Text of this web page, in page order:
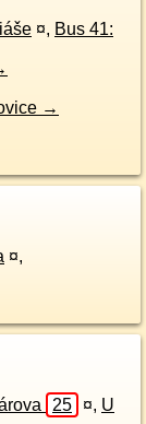
¤, Bus 41:
→
¤,
25 ¤, U